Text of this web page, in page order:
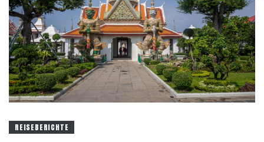
REISEBERICHTE